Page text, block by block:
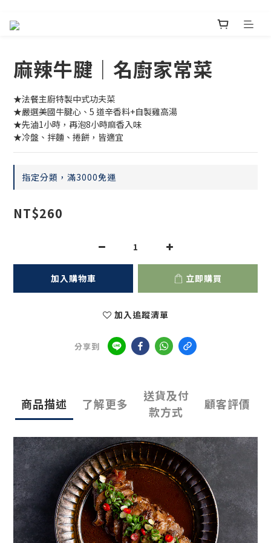
麻辣牛腱｜名廚家常菜
★法餐主廚特製中式功夫菜
★嚴選美國牛腱心、5 道辛香料+自製雞高湯
★先滷1小時，再泡8小時麻香入味
★冷盤、拌麵、捲餅，皆適宜
指定分類，滿3000免運
NT$260
加入購物車 立即購買
加入追蹤清單
分享到
商品描述 了解更多
送貨及付
款方式
顧客評價